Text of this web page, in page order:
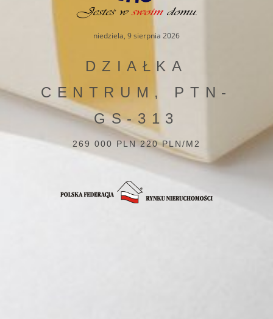
niedziela, 9 sierpnia 2026
DZIAŁKA
CENTRUM, PTN-
GS-313
269 000 PLN 220 PLN/M2